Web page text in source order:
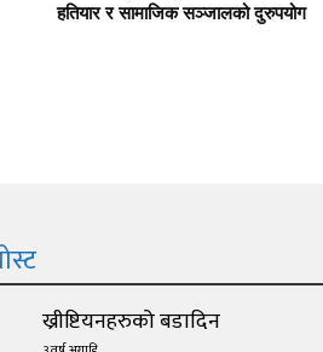
हतियार र सामाजिक सञ्जालको दुरुपयोग
ख्रीष्टियनहरुको बडादिन